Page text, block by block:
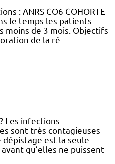
: ANRS CO6 COHORTE
le temps les patients
moins de 3 mois. Objectifs
de la ré
Les infections
sont très contagieuses
dépistage est la seule
qu’elles ne puissent